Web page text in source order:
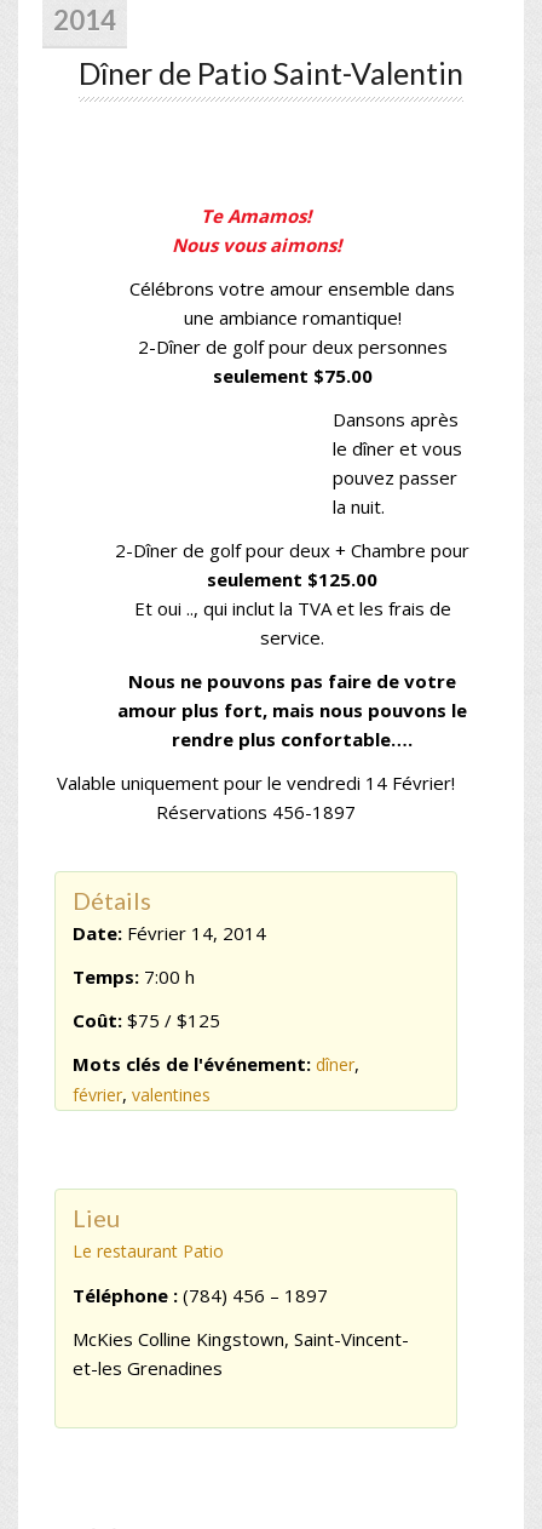
2014
Dîner de Patio Saint-Valentin
Te Amamos!
Nous vous aimons!
Célébrons votre amour ensemble dans
une ambiance romantique!
2-Dîner de golf pour deux personnes
seulement $75.00
Dansons après
le dîner et vous
pouvez passer
la nuit.
2-Dîner de golf pour deux + Chambre pour
seulement $125.00
Et oui .., qui inclut la TVA et les frais de
service.
Nous ne pouvons pas faire de votre
amour plus fort, mais nous pouvons le
rendre plus confortable….
Valable uniquement pour le vendredi 14 Février!
Réservations 456-1897
Détails
Date:Février 14, 2014
Temps:7:00 h
Coût:$75 / $125
Mots clés de l'événement:dîner,
février, valentines
Lieu
Le restaurant Patio
Téléphone :(784) 456 – 1897
McKies Colline Kingstown, Saint-Vincent-
et-les Grenadines